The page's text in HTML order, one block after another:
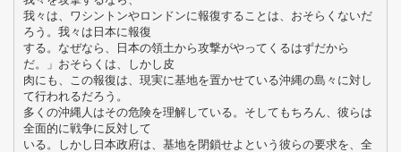
我々は、ワシントンやロンドンに報復することは、おそらくないだ
ろう。我々は日本に報復
する。なぜなら、日本の領土から攻撃がやってくるはずだから
だ。」おそらくは、しかし皮
肉にも、この報復は、現実に基地を置かせている沖縄の島々に対し
て行われるだろう。
多くの沖縄人はその危険を理解している。そしてもちろん、彼らは
全面的に戦争に反対して
いる。しかし日本政府は、基地を閉鎖せよという彼らの要求を、全